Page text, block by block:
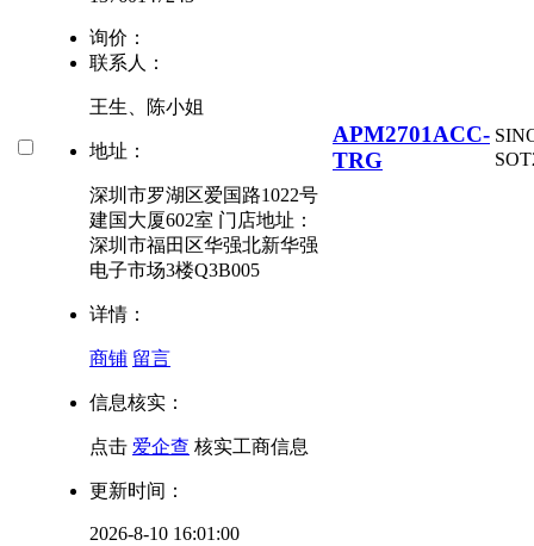
询价：
联系人：
王生、陈小姐
地址：
深圳市罗湖区爱国路1022号
建国大厦602室 门店地址：
深圳市福田区华强北新华强
电子市场3楼Q3B005
详情：
商铺 留言
信息核实：
点击 爱企查 核实工商信息
更新时间：
2026-8-10 16:01:00
APM2701ACC-
TRG